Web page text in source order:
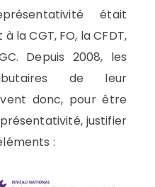
était
la CGT, FO, la CFDT,
Depuis 2008, les
de leur
donc, pour être
justifier
: